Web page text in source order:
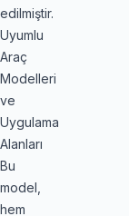
edilmiştir.
Uyumlu
Araç
Modelleri
ve
Uygulama
Alanları
Bu
model,
hem